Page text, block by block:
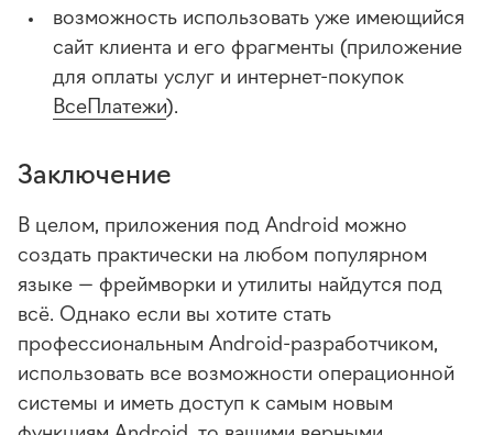
возможность использовать уже имеющийся
сайт клиента и его фрагменты (приложение
для оплаты услуг и интернет-покупок
ВсеПлатежи).
Заключение
В целом, приложения под Android можно
создать практически на любом популярном
языке — фреймворки и утилиты найдутся под
всё. Однако если вы хотите стать
профессиональным Android-разработчиком,
использовать все возможности операционной
системы и иметь доступ к самым новым